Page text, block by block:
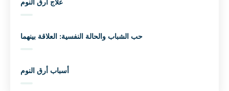
علاج أرق النوم
حب الشباب والحالة النفسية: العلاقة بينهما
أسباب أرق النوم